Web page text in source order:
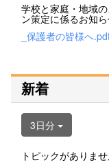
学校と家庭・地域
ン策定に係るお知
_保護者の皆様へ
新着
3日分
トピックがありませ